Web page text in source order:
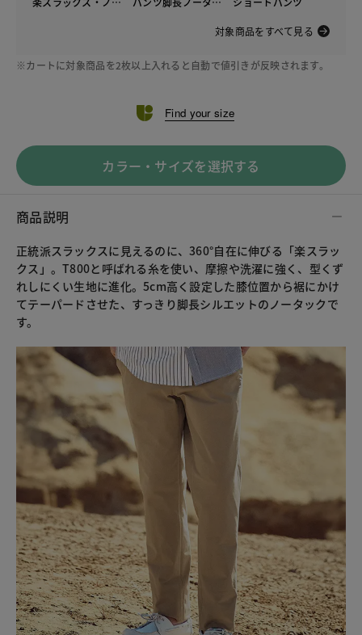
対象商品をすべて見る
※カートに対象商品を2枚以上入れると自動で値引きが反映されます。
Find your size
カラー・サイズを選択する
商品説明
正統派スラックスに見えるのに、360°自在に伸びる「楽スラッ
クス」。T800と呼ばれる糸を使い、摩擦や洗濯に強く、型くず
れしにくい生地に進化。5cm高く設定した膝位置から裾にかけ
てテーパードさせた、すっきり脚長シルエットのノータックで
す。